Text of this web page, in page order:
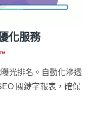
化服務
光排名。自動化滲透
關鍵字報表，確保